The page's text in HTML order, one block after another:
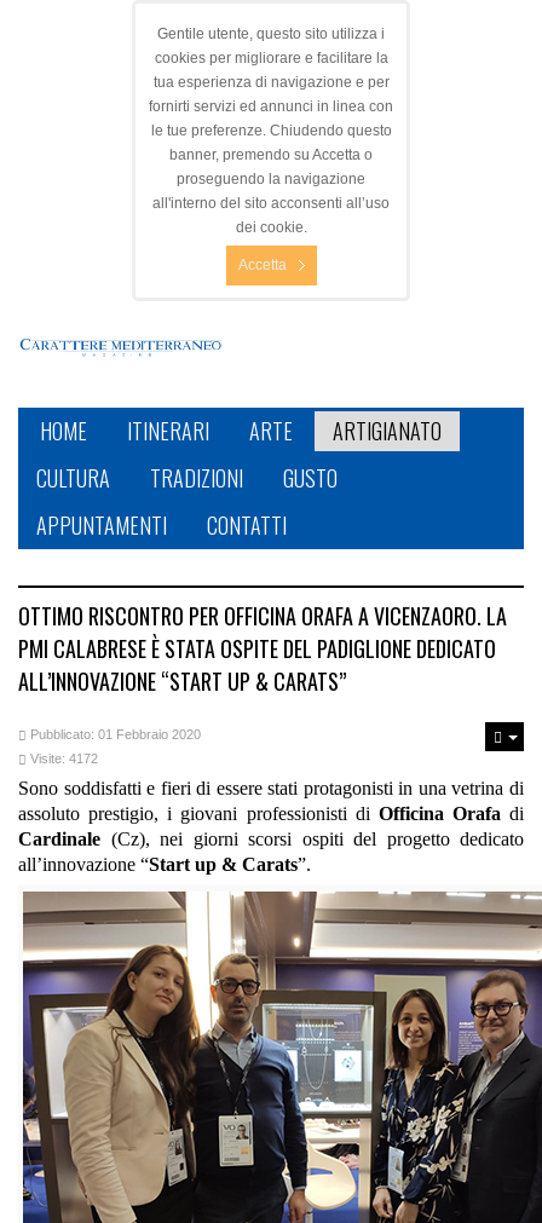
Gentile utente, questo sito utilizza i
cookies per migliorare e facilitare la
tua esperienza di navigazione e per
fornirti servizi ed annunci in linea con
le tue preferenze. Chiudendo questo
banner, premendo su Accetta o
proseguendo la navigazione
all'interno del sito acconsenti all’uso
dei cookie.
Accetta
HOME ITINERARI ARTE
ARTIGIANATO
CULTURA
TRADIZIONI
GUSTO
APPUNTAMENTI
CONTATTI
OTTIMO RISCONTRO PER OFFICINA ORAFA A VICENZAORO. LA
PMI CALABRESE È STATA OSPITE DEL PADIGLIONE DEDICATO
ALL’INNOVAZIONE “START UP & CARATS”
Pubblicato: 01 Febbraio 2020
Visite: 4172
Sono soddisfatti e fieri di essere stati protagonisti in una vetrina di
assoluto prestigio, i giovani professionisti di Officina Orafa di
Cardinale (Cz), nei giorni scorsi ospiti del progetto dedicato
all’innovazione “Start up & Carats”.